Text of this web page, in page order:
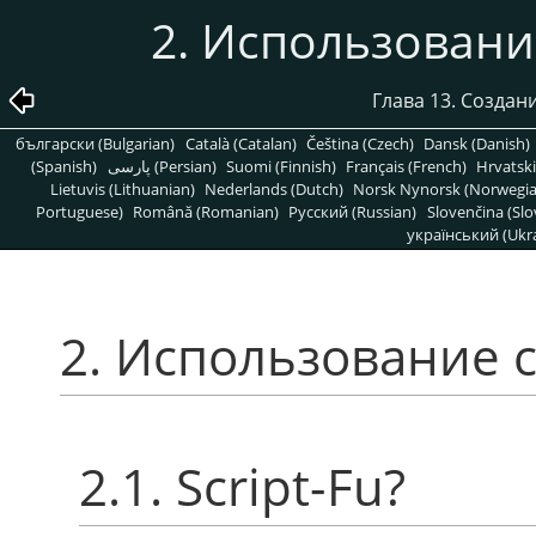
2.
Глава 13.
български (Bulgarian) Català (Catalan) Čeština (Czech) Dansk (Danish)
(Spanish)
پارسی (Persian) Suomi (Finnish) Français (French)
Lietuvis (Lithuanian) Nederlands (Dutch) Norsk Nynorsk
Portuguese) Română (Romanian) Pусский (Russian) Slovenčina
український
2. Использование
2.1. Script-Fu?